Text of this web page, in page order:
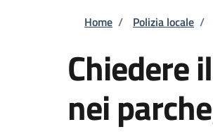
Briciole di
Home / Polizia locale /
Chiedere
nei